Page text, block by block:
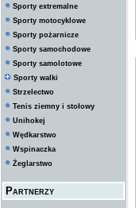
Sporty extremalne
Sporty motocyklowe
Sporty pożarnicze
Sporty samochodowe
Sporty samolotowe
Sporty walki
Strzelectwo
Tenis ziemny i stołowy
Unihokej
Wędkarstwo
Wspinaczka
Żeglarstwo
Partnerzy